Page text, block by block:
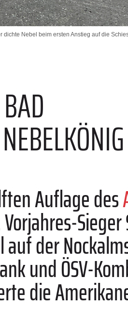
Nebel beim ersten Anstieg auf die
Auflage des
der
und ÖSV-
die